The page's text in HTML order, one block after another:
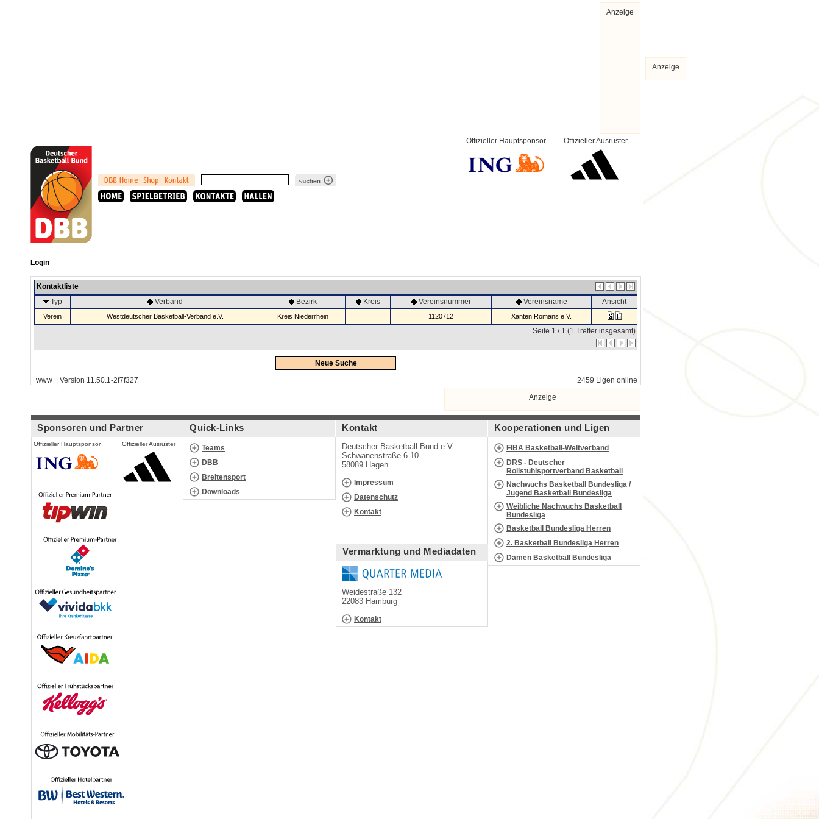
Anzeige
Offizieller Ausrüster
Offizieller Hauptsponsor
Login
Kontaktliste
Typ
Verband Bezirk Kreis Vereinsnummer Vereinsname Ansicht
Verein Westdeutscher Basketball-Verband e.V. Kreis Niederrhein 1120712 Xanten Romans e.V.
Seite 1 / 1 (1 Treffer insgesamt)
Neue Suche
www | Version 11.50.1-2f7f327
2459 Ligen online
Anzeige
Sponsoren und Partner
Offizieller Hauptsponsor Offizieller Ausrüster
Quick-Links
Teams
DBB
Breitensport
Downloads
Kontakt
Deutscher Basketball Bund e.V.
Schwanenstraße 6-10
58089 Hagen
Impressum
Datenschutz
Kontakt
Vermarktung und Mediadaten
Weidestraße 132
22083 Hamburg
Kontakt
Kooperationen und Ligen
FIBA Basketball-Weltverband
DRS - Deutscher
Rollstuhlsportverband Basketball
Nachwuchs Basketball Bundesliga /
Jugend Basketball Bundesliga
Weibliche Nachwuchs Basketball
Bundesliga
Basketball Bundesliga Herren
2. Basketball Bundesliga Herren
Damen Basketball Bundesliga
Anzeige